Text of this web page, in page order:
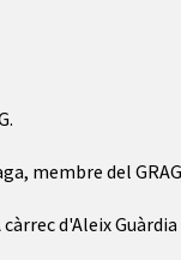
membre del
càrrec d'Aleix Guàrdia